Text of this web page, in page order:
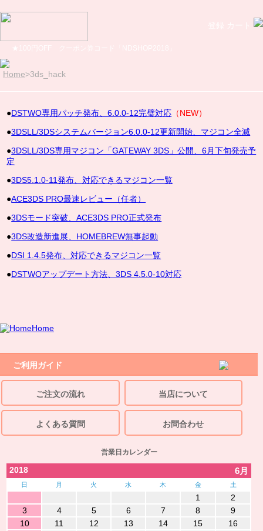
Home>3ds_hack
●DSTWO専用パッチ発布、6.0.0-12完璧対応 （NEW）
●3DSLL/3DSシステムバージョン6.0.0-12更新開始、マジコン全滅
●3DSLL/3DS専用マジコン「GATEWAY 3DS」公開、6月下旬発売予
定
●3DS5.1.0-11発布、対応できるマジコン一覧
●ACE3DS PRO最速レビュー（任者）
●3DSモード突破、ACE3DS PRO正式発布
●3DS改造新進展、HOMEBREW無事起動
●DSI 1.4.5発布、対応できるマジコン一覧
●DSTWOアップデート方法、3DS 4.5.0-10対応
Home
ご利用ガイド
ご注文の流れ 当店について
よくある質問 お問合わせ
営業日カレンダー
2018 6月
日 月 火 水 木 金 土
1
2
3
4 5 6 7 8
9
10
11 12 13 14 15
16